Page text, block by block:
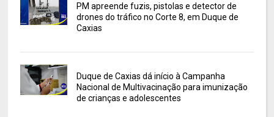
PM apreende fuzis, pistolas e detector de
drones do tráfico no Corte 8, em Duque de
Caxias
Duque de Caxias dá início à Campanha
Nacional de Multivacinação para imunização
de crianças e adolescentes